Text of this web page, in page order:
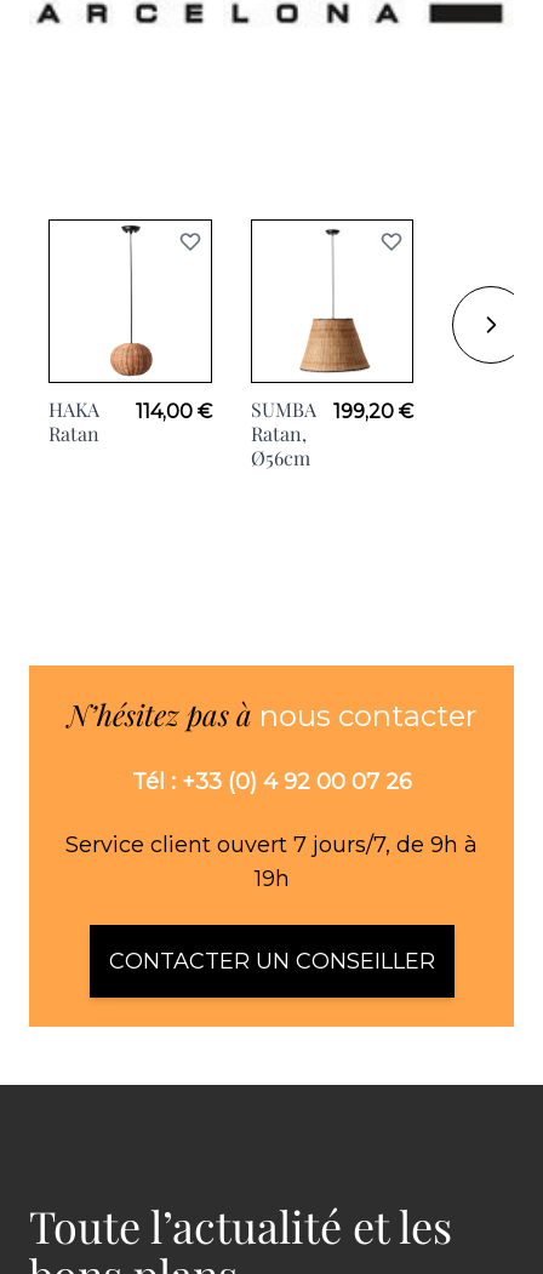
HAKA
Ratan
114,00 €
SUMBA
Ratan,
Ø56cm
199,20 €
N’hésitez pas à nous contacter
Tél : +33 (0) 4 92 00 07 26
Service client ouvert 7 jours/7, de 9h à
19h
CONTACTER UN CONSEILLER
Toute l’actualité et les